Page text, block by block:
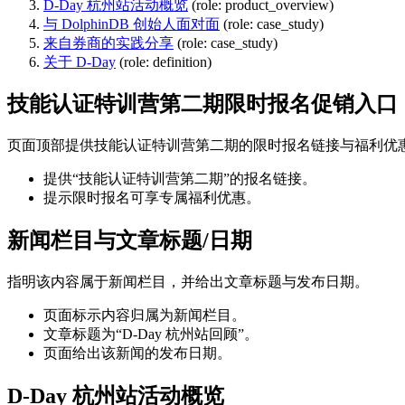
D-Day 杭州站活动概览 (role: product_overview)
与 DolphinDB 创始人面对面 (role: case_study)
来自券商的实践分享 (role: case_study)
关于 D-Day (role: definition)
技能认证特训营第二期限时报名促销入口
页面顶部提供技能认证特训营第二期的限时报名链接与福利优
提供“技能认证特训营第二期”的报名链接。
提示限时报名可享专属福利优惠。
新闻栏目与文章标题/日期
指明该内容属于新闻栏目，并给出文章标题与发布日期。
页面标示内容归属为新闻栏目。
文章标题为“D-Day 杭州站回顾”。
页面给出该新闻的发布日期。
D-Day 杭州站活动概览